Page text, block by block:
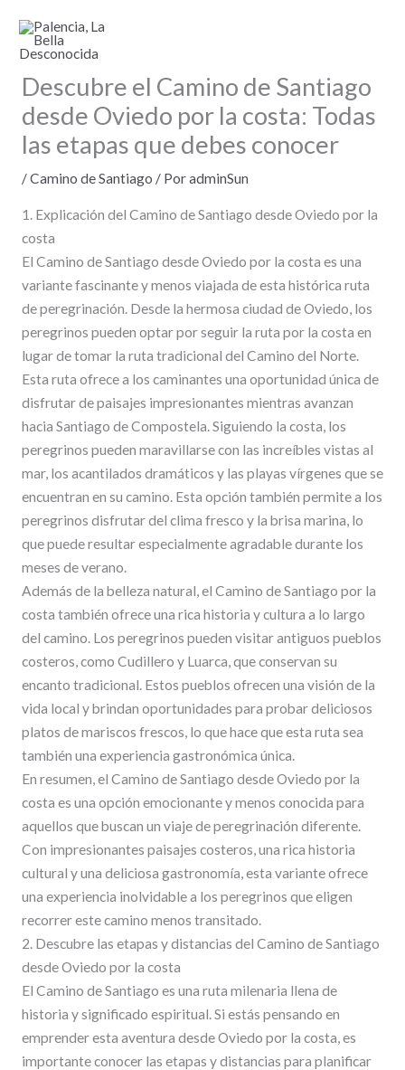
contenido
Descubre el Camino de Santiago
desde Oviedo por la costa: Todas
las etapas que debes conocer
/Camino de Santiago / PoradminSun
1. Explicación del Camino de Santiago desde Oviedo por la
costa
El Camino de Santiago desde Oviedo por la costa es una
variante fascinante y menos viajada de esta histórica ruta
de peregrinación. Desde la hermosa ciudad de Oviedo, los
peregrinos pueden optar por seguir la ruta por la costa en
lugar de tomar la ruta tradicional del Camino del Norte.
Esta ruta ofrece a los caminantes una oportunidad única de
disfrutar de paisajes impresionantes mientras avanzan
hacia Santiago de Compostela. Siguiendo la costa, los
peregrinos pueden maravillarse con las increíbles vistas al
mar, los acantilados dramáticos y las playas vírgenes que se
encuentran en su camino. Esta opción también permite a los
peregrinos disfrutar del clima fresco y la brisa marina, lo
que puede resultar especialmente agradable durante los
meses de verano.
Además de la belleza natural, el Camino de Santiago por la
costa también ofrece una rica historia y cultura a lo largo
del camino. Los peregrinos pueden visitar antiguos pueblos
costeros, como Cudillero y Luarca, que conservan su
encanto tradicional. Estos pueblos ofrecen una visión de la
vida local y brindan oportunidades para probar deliciosos
platos de mariscos frescos, lo que hace que esta ruta sea
también una experiencia gastronómica única.
En resumen, el Camino de Santiago desde Oviedo por la
costa es una opción emocionante y menos conocida para
aquellos que buscan un viaje de peregrinación diferente.
Con impresionantes paisajes costeros, una rica historia
cultural y una deliciosa gastronomía, esta variante ofrece
una experiencia inolvidable a los peregrinos que eligen
recorrer este camino menos transitado.
2. Descubre las etapas y distancias del Camino de Santiago
desde Oviedo por la costa
El Camino de Santiago es una ruta milenaria llena de
historia y significado espiritual. Si estás pensando en
emprender esta aventura desde Oviedo por la costa, es
importante conocer las etapas y distancias para planificar